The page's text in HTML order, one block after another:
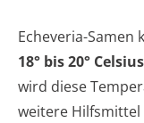
Echeveria-
18° bis 20° Celsius
wird diese
weitere